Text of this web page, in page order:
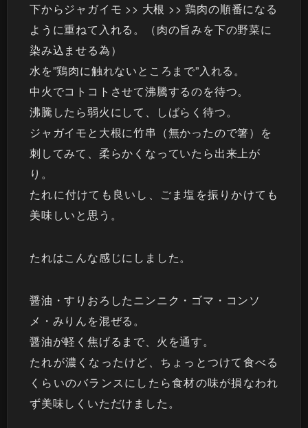
下からジャガイモ >> 大根 >> 鶏肉の順番になる
ように重ねて入れる。（肉の旨みを下の野菜に
染み込ませる為）
水を”鶏肉に触れないところまで”入れる。
中火でコトコトさせて沸騰するのを待つ。
沸騰したら弱火にして、しばらく待つ。
ジャガイモと大根に竹串（無かったので箸）を
刺してみて、柔らかくなっていたら出来上が
り。
たれに付けても良いし、ごま塩を振りかけても
美味しいと思う。
たれはこんな感じにしました。
醤油・すりおろしたニンニク・ゴマ・コンソ
メ・みりんを混ぜる。
醤油が軽く焦げるまで、火を通す。
たれが濃くなったけど、ちょっとつけて食べる
くらいのバランスにしたら食材の味が損なわれ
ず美味しくいただけました。